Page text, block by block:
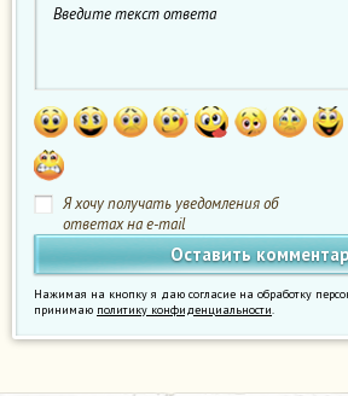
Я хочу получать уведомления об
ответах на e-mail
Нажимая на кнопку я даю согласие на обработку
принимаю политику конфиденциальности.